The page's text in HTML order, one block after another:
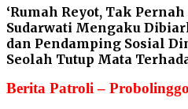
‘Rumah Reyot, Tak
Sudarwati Mengaku
dan Pendamping Sosial
Seolah Tutup Mata
Berita Patroli – Probolinggo